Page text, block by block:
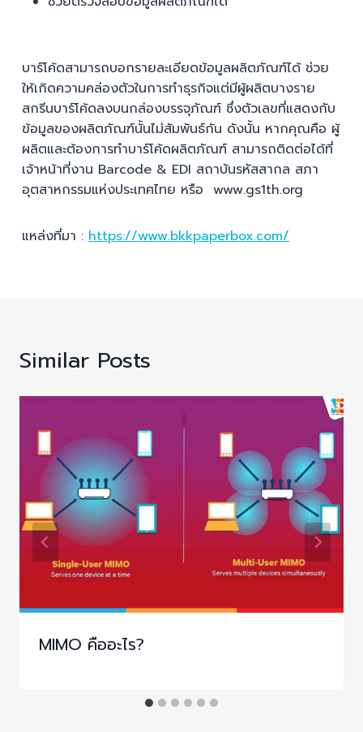
บาร์โค้ดสามารถบอกรายละเอียดข้อมูลผลิตภัณฑ์ได้ ช่วย
ให้เกิดความคล่องตัวในการทำธุรกิจแต่มีผู้ผลิตบางราย
สกรีนบาร์โค้ดลงบนกล่องบรรจุภัณฑ์ ซึ่งตัวเลขที่แสดงกับ
ข้อมูลของผลิตภัณฑ์นั้นไม่สัมพันธ์กัน ดังนั้น หากคุณคือ ผู้
ผลิตและต้องการทำบาร์โค้ดผลิตภัณฑ์ สามารถติดต่อได้ที่
เจ้าหน้าที่งาน Barcode & EDI สถาบันรหัสสากล สภา
อุตสาหกรรมแห่งประเทศไทย หรือ www.gs1th.org
แหล่งที่มา :https://www.bkkpaperbox.com/
Similar Posts
MIMO คืออะไร?